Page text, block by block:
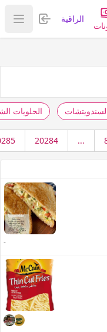
الراقية تسجيل
عرض
الحلويات
...
20284
-